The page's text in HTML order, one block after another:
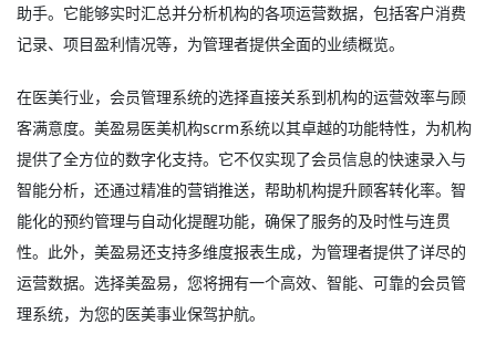
助手。它能够实时汇总并分析机构的各项运营数据，包括客户消费
记录、项目盈利情况等，为管理者提供全面的业绩概览。
在医美行业，会员管理系统的选择直接关系到机构的运营效率与顾
客满意度。美盈易医美机构scrm系统以其卓越的功能特性，为机构
提供了全方位的数字化支持。它不仅实现了会员信息的快速录入与
智能分析，还通过精准的营销推送，帮助机构提升顾客转化率。智
能化的预约管理与自动化提醒功能，确保了服务的及时性与连贯
性。此外，美盈易还支持多维度报表生成，为管理者提供了详尽的
运营数据。选择美盈易，您将拥有一个高效、智能、可靠的会员管
理系统，为您的医美事业保驾护航。